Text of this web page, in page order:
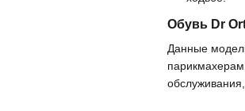
Обувь Dr
Данные